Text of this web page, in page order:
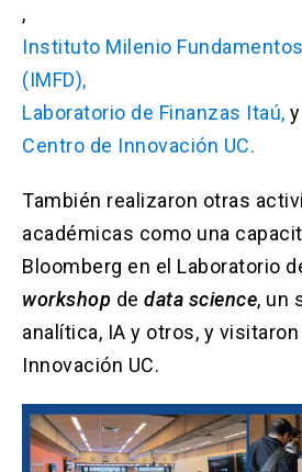
,
Instituto Milenio
(IMFD),
Laboratorio de Finanzas Itaú, y
Centro de Innovación UC.
También realizaron otras
académicas como una
Bloomberg en el Laboratorio
workshop de data science, un
analítica, IA y otros, y
Innovación UC.